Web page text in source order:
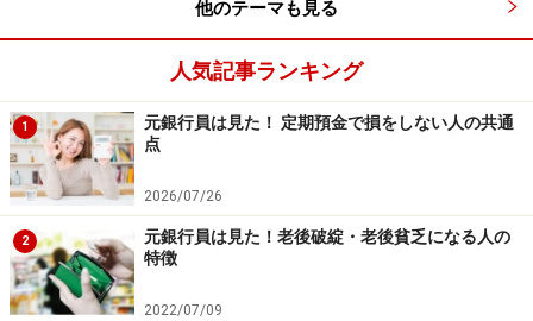
子どもの頃に読んだ本を読み返すと、思わぬ発見が得られ
子どもと一緒に楽しむことができ、自分の気持ちに向き
合う時間にもなる読書は、成功を呼び寄せるのにも役立
ちます。
【関連記事をチェック！】
他のテーマも見る
人気記事ランキング
1
元銀行員は見た！ 定期預金で損をしない人の共通
点
2026/07/26
2
元銀行員は見た！老後破綻・老後貧乏になる人の
特徴
2022/07/09